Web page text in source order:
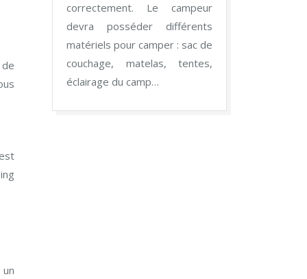
correctement. Le campeur
devra posséder différents
matériels pour camper : sac de
couchage, matelas, tentes,
éclairage du camp…